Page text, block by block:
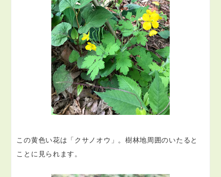
この黄色い花は「クサノオウ」。樹林地周囲のいたると
ことに見られます。